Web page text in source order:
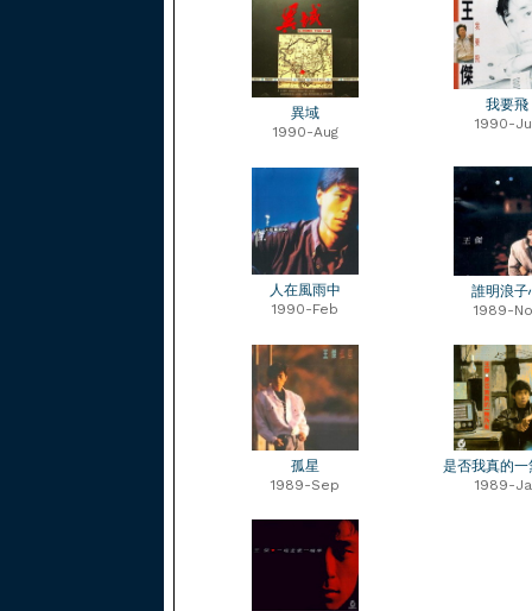
異域
1990-Aug
我要飛
1990-
人在風雨中
1990-Feb
誰明浪子
1989-
孤星
1989-Sep
是否我真的一
1989-